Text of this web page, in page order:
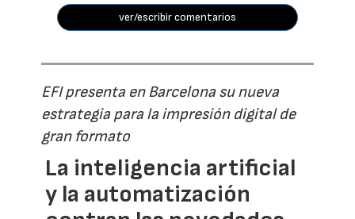
ver/escribir comentarios
EFI presenta en Barcelona su nueva
estrategia para la impresión digital de
gran formato
La inteligencia artificial
y la automatización